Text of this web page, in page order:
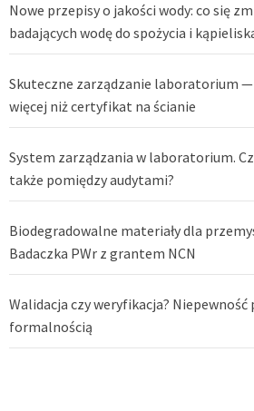
Nowe przepisy o jakości wody: co się
badających wodę do spożycia i
Skuteczne zarządzanie laboratorium
więcej niż certyfikat na ścianie
System zarządzania w laboratorium.
także pomiędzy audytami?
Biodegradowalne materiały dla
Badaczka PWr z grantem NCN
Walidacja czy weryfikacja?
formalnością